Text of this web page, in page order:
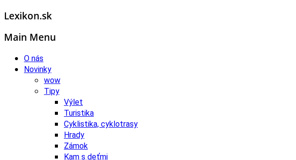
Lexikon.sk
Main Menu
O nás
Novinky
wow
Tipy
Výlet
Turistika
Cyklistika, cyklotrasy
Hrady
Zámok
Kam s deťmi